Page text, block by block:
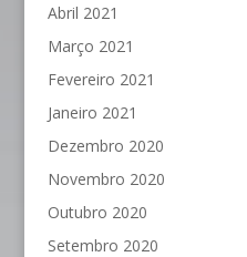
Abril 2021
Março 2021
Fevereiro 2021
Janeiro 2021
Dezembro 2020
Novembro 2020
Outubro 2020
Setembro 2020